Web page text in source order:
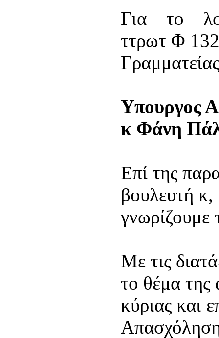
Για το
ττρωτ Φ
Υπουργος
κ Φάνη
Επί της
βουλευτή
Mε τις
το θέμα της
κύριας και